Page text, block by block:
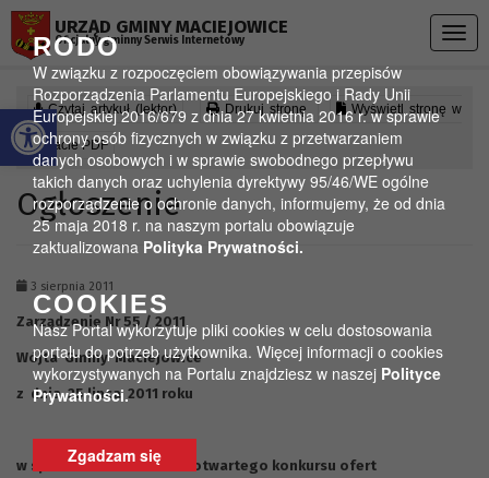
Otwórz pasek narzędzi
RODO
W związku z rozpoczęciem obowiązywania przepisów
Rozporządzenia Parlamentu Europejskiego i Rady Unii
Europejskiej 2016/679 z dnia 27 kwietnia 2016 r. w sprawie
ochrony osób fizycznych w związku z przetwarzaniem
danych osobowych i w sprawie swobodnego przepływu
takich danych oraz uchylenia dyrektywy 95/46/WE ogólne
rozporządzenie o ochronie danych, informujemy, że od dnia
25 maja 2018 r. na naszym portalu obowiązuje
zaktualizowana Polityka Prywatności.
COOKIES
Nasz Portal wykorzytuje pliki cookies w celu dostosowania
portalu do potrzeb użytkownika. Więcej informacji o cookies
wykorzystywanych na Portalu znajdziesz w naszej Polityce
Prywatności.
Zgadzam się
URZĄD GMINY MACIEJOWICE
Oficjalny gminny Serwis Internetowy
Czytaj artykuł (lektor) Drukuj stronę Wyświetl stronę w
formacie PDF
Ogłoszenie
3 sierpnia 2011
Zarządzenie Nr 55 / 2011
Wójta Gminy Maciejowice
z dnia 25 lipca 2011 roku
w sprawie unieważnienia otwartego konkursu ofert